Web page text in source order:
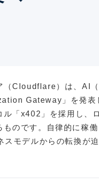
（Cloudflare）は、AI
Gateway」を発表
「x402」を採用し、
のです。自律的に稼
モデルからの転換が